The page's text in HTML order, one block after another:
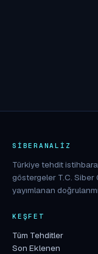
SIBERANALIZ
Türkiye tehdit
göstergeler T.C. Siber
yayımlanan
KEŞFET
Tüm Tehditler
Son Eklenen